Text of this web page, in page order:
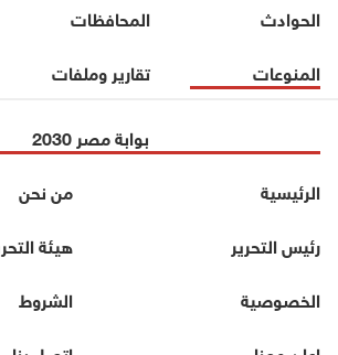
الحوادث
المحافظات
المنوعات
تقارير وملفات
بوابة مصر 2030
الرئيسية
من نحن
رئيس التحرير
هيئة
الخصوصية
الشروط